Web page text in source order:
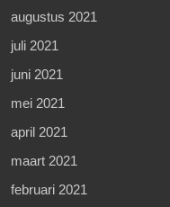
augustus 2021
juli 2021
juni 2021
mei 2021
april 2021
maart 2021
februari 2021